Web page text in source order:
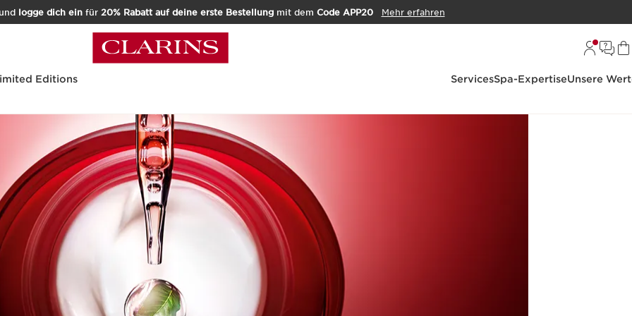
logge dich einfür 20% Rabatt auf deine erste Bestellungmit dem Code APP20 Mehr erfahren
Editions ServicesSpa-ExpertiseUnsere